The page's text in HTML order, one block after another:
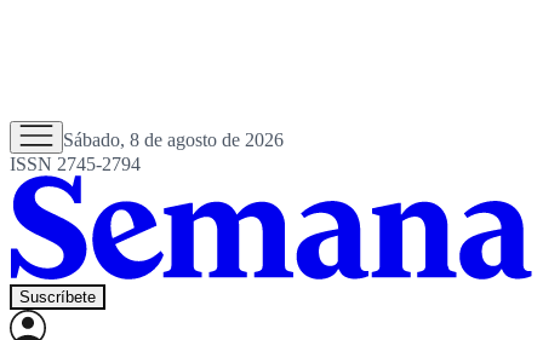
Sábado, 8 de agosto de 2026
ISSN 2745-2794
Suscríbete